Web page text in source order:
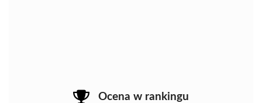
Ocena w rankingu